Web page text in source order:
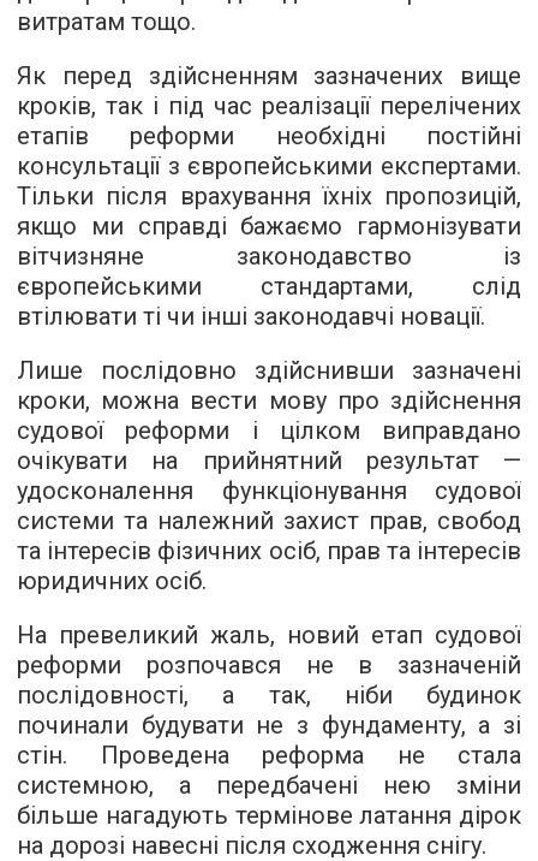
витратам тощо.
Як перед здійсненням зазначених вище
кроків, так і під час реалізації перелічених
етапів реформи необхідні постійні
консультації з європейськими експертами.
Тільки після врахування їхніх пропозицій,
якщо ми справді бажаємо гармонізувати
вітчизняне законодавство із
європейськими стандартами, слід
втілювати ті чи інші законодавчі новації.
Лише послідовно здійснивши зазначені
кроки, можна вести мову про здійснення
судової реформи і цілком виправдано
очікувати на прийнятний результат —
удосконалення функціонування судової
системи та належний захист прав, свобод
та інтересів фізичних осіб, прав та інтересів
юридичних осіб.
На превеликий жаль, новий етап судової
реформи розпочався не в зазначеній
послідовності, а так, ніби будинок
починали будувати не з фундаменту, а зі
стін. Проведена реформа не стала
системною, а передбачені нею зміни
більше нагадують термінове латання дірок
на дорозі навесні після сходження снігу.